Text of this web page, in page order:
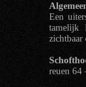
Een
tamelijk
reuen 64